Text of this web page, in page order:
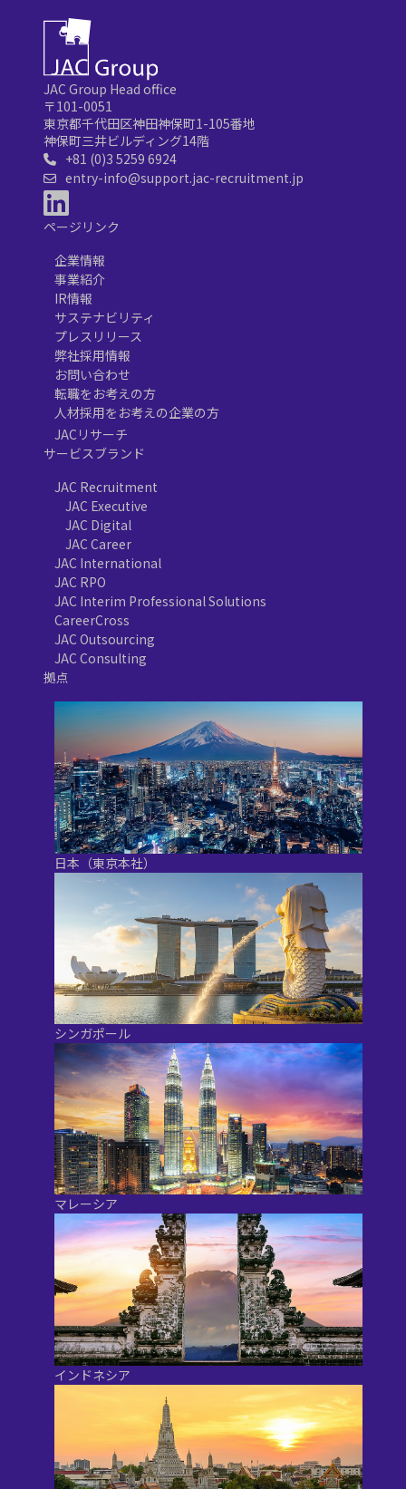
JAC Group Head office
〒101-0051
東京都千代田区神田神保町1-105番地
神保町三井ビルディング14階
+81 (0)3 5259 6924
entry-info@support.jac-recruitment.jp
ページリンク
企業情報
事業紹介
IR情報
サステナビリティ
プレスリリース
弊社採用情報
お問い合わせ
転職をお考えの方
人材採用をお考えの企業の方
JACリサーチ
サービスブランド
JAC Recruitment
JAC Executive
JAC Digital
JAC Career
JAC International
JAC RPO
JAC Interim Professional Solutions
CareerCross
JAC Outsourcing
JAC Consulting
拠点
日本（東京本社）
シンガポール
マレーシア
インドネシア